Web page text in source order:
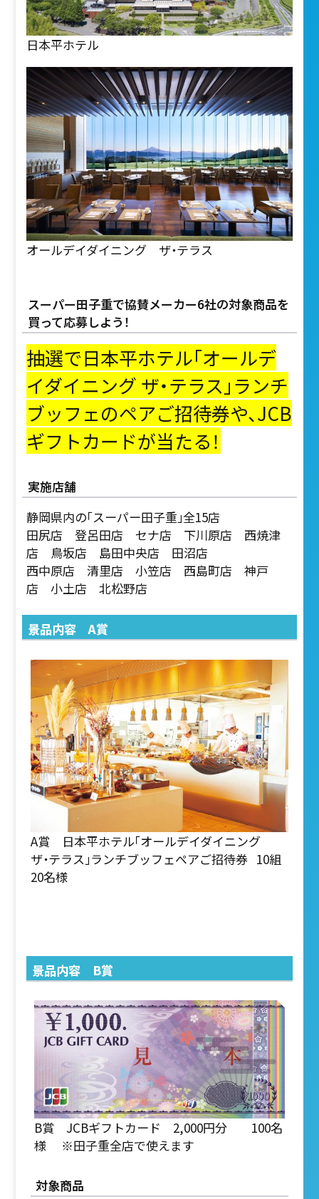
日本平ホテル
オールデイダイニング ザ・テラス
スーパー田子重で協賛メーカー6社の対象商品を
買って応募しよう！
抽選で日本平ホテル「オールデ
イダイニング ザ・テラス」ランチ
ブッフェのペアご招待券や、JCB
ギフトカードが当たる！
実施店舗
静岡県内の「スーパー田子重」全15店
田尻店 登呂田店 セナ店 下川原店 西焼津
店 鳥坂店 島田中央店 田沼店
西中原店 清里店 小笠店 西島町店 神戸
店 小土店 北松野店
景品内容 A賞
A賞 日本平ホテル「オールデイダイニング
ザ・テラス」ランチブッフェペアご招待券 10組
20名様
景品内容 B賞
B賞 JCBギフトカード 2,000円分 100名
様 ※田子重全店で使えます
対象商品